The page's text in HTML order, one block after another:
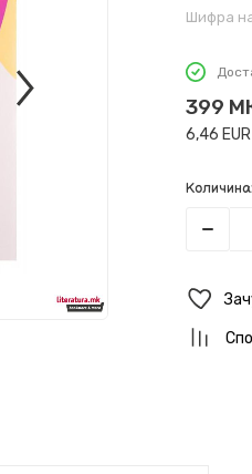
Шифра
399
6,46 EUR
Количина: